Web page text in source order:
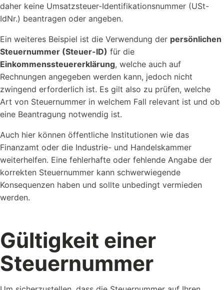
daher keine Umsatzsteuer-Identifikationsnummer (USt-
IdNr.) beantragen oder angeben.
Ein weiteres Beispiel ist die Verwendung der persönlichen
Steuernummer (Steuer-ID) für die
Einkommenssteuererklärung, welche auch auf
Rechnungen angegeben werden kann, jedoch nicht
zwingend erforderlich ist. Es gilt also zu prüfen, welche
Art von Steuernummer in welchem Fall relevant ist und ob
eine Beantragung notwendig ist.
Auch hier können öffentliche Institutionen wie das
Finanzamt oder die Industrie- und Handelskammer
weiterhelfen. Eine fehlerhafte oder fehlende Angabe der
korrekten Steuernummer kann schwerwiegende
Konsequenzen haben und sollte unbedingt vermieden
werden.
Gültigkeit einer
Steuernummer